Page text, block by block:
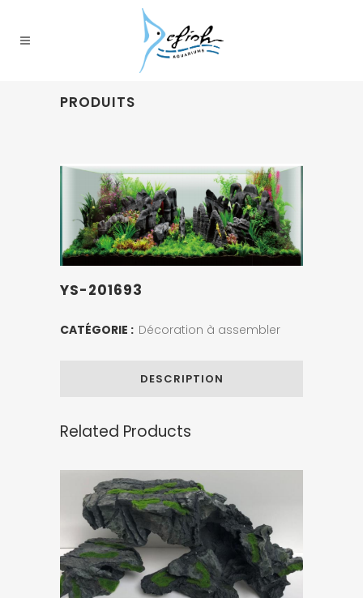
PRODUITS
YS-201693
CATÉGORIE : Décoration à assembler
DESCRIPTION
Related Products